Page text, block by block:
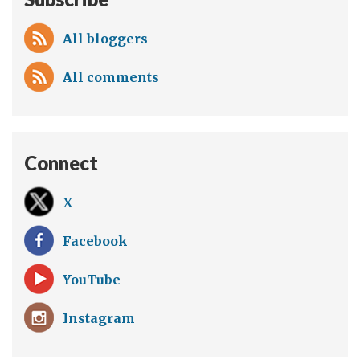
All bloggers
All comments
Connect
X
Facebook
YouTube
Instagram